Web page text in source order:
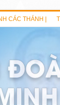
CÁC THÁNH |